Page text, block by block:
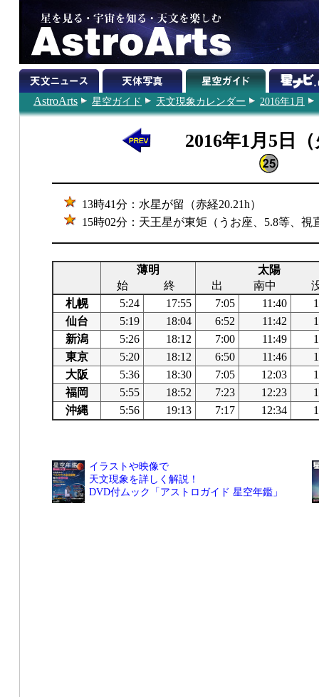
AstroArts 星空ガイド 天文現象カレンダー 2016年1月
2016年1月5日
13時41分：水星が留（赤経20.21h）
15時02分：天王星が東矩（うお座、5.8等、視
薄明
太陽
始
終 出 南中
札幌
5:24 17:55 7:05 11:40
仙台
5:19 18:04 6:52 11:42
新潟
5:26 18:12 7:00 11:49
東京
5:20 18:12 6:50 11:46
大阪
5:36 18:30 7:05 12:03
福岡
5:55 18:52 7:23 12:23
沖縄
5:56 19:13 7:17 12:34
イラストや映像で
天文現象を詳しく解説！
DVD付ムック「アストロガイド 星空年鑑」